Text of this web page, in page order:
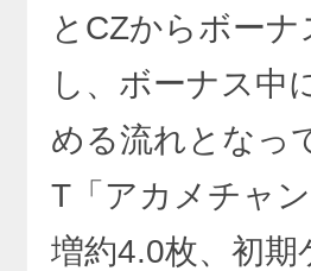
とCZからボー
し、ボーナス中
める流れとなっ
T「アカメチャ
増約4.0枚、初期